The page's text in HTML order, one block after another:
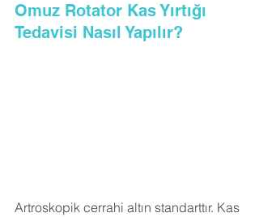
Omuz Rotator Kas Yırtığı
Tedavisi Nasıl Yapılır?
Artroskopik cerrahi altın standarttır. Kas